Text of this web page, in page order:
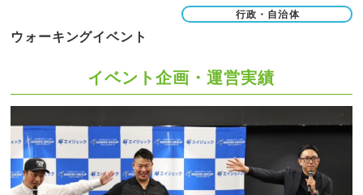
行政・自治体
ウォーキングイベント
イベント企画・運営実績